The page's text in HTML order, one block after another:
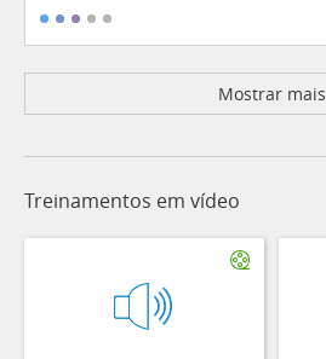
Mostrar mais
Treinamentos em vídeo